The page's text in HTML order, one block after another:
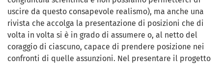
uscire da questo consapevole realismo), ma anche una
rivista che accolga la presentazione di posizioni che di
volta in volta si è in grado di assumere o, al netto del
coraggio di ciascuno, capace di prendere posizione nei
confronti di quelle assunzioni. Nel presentare il progetto